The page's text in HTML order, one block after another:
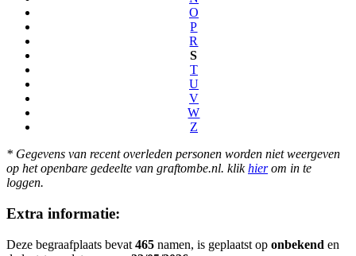
O
P
R
S
T
U
V
W
Z
* Gegevens van recent overleden personen worden niet weergeven
op het openbare gedeelte van graftombe.nl. klikhierom in te
loggen.
Extra informatie:
Deze begraafplaats bevat 465 namen, is geplaatst op onbekend en